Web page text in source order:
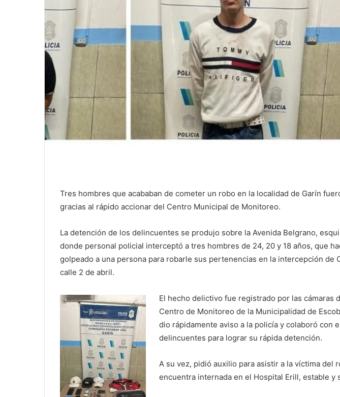
Tres hombres que acababan de cometer un robo en la localidad de Garín
gracias al rápido accionar del Centro Municipal de Monitoreo.
La detención de los delincuentes se produjo sobre la Avenida Belgrano,
donde personal policial interceptó a tres hombres de 24, 20 y 18 años, que
golpeado a una persona para robarle sus pertenencias en la intercepción de
calle 2 de abril.
El hecho delictivo fue registrado por las cámaras
Centro de Monitoreo de la Municipalidad de
dio rápidamente aviso a la policía y colaboró con
delincuentes para lograr su rápida detención.
A su vez, pidió auxilio para asistir a la víctima del
encuentra internada en el Hospital Erill, estable y